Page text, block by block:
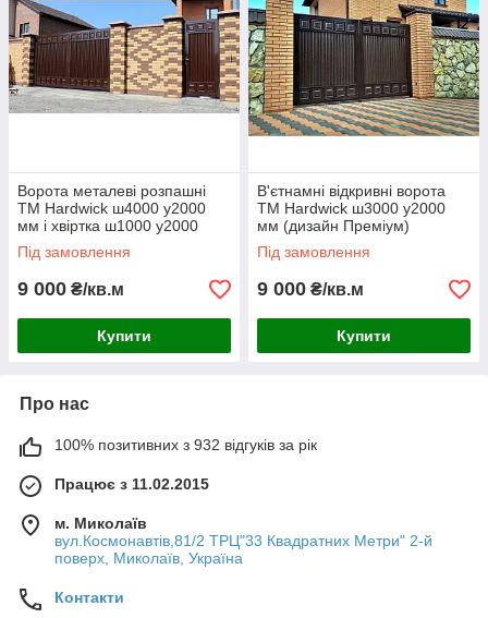
завжди актуальною класики до
ультрасучасних рішень.
Передбачена фарбування
воріт в будь-який колір по
каталогу RAL.
Розпашні ворота ТМ Hardwick — висока
якість за доступною ціною
Ворота вітчизняного виробництва з
довгостроковою гарантією та безкоштовною
оформити замовлення всього в пару кліків. Наш
уточнення всіх деталей і прорахунку.
Ворота металеві розпашні
TM Hardwick ш4000 у2000
мм і хвіртка ш1000 у2000
(дизайн Преміум)
Під замовлення
9 000 ₴/кв.м
Купити
В'єтнамні відкривні ворота
TM Hardwick ш3000 у2000
мм (дизайн Преміум)
Під замовлення
9 000 ₴/кв.м
Купити
Про нас
100% позитивних з 932 відгуків за рік
Працює з 11.02.2015
м. Миколаїв
вул.Космонавтів,81/2 ТРЦ"33 Квадратних Метри" 2-й
поверх, Миколаїв, Україна
Контакти